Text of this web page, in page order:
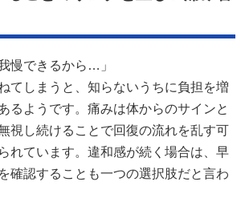
慢できるから…」
てしまうと、知らないうちに負担を増
るようです。痛みは体からのサインと
視し続けることで回復の流れを乱す可
れています。違和感が続く場合は、早
確認することも一つの選択肢だと言わ